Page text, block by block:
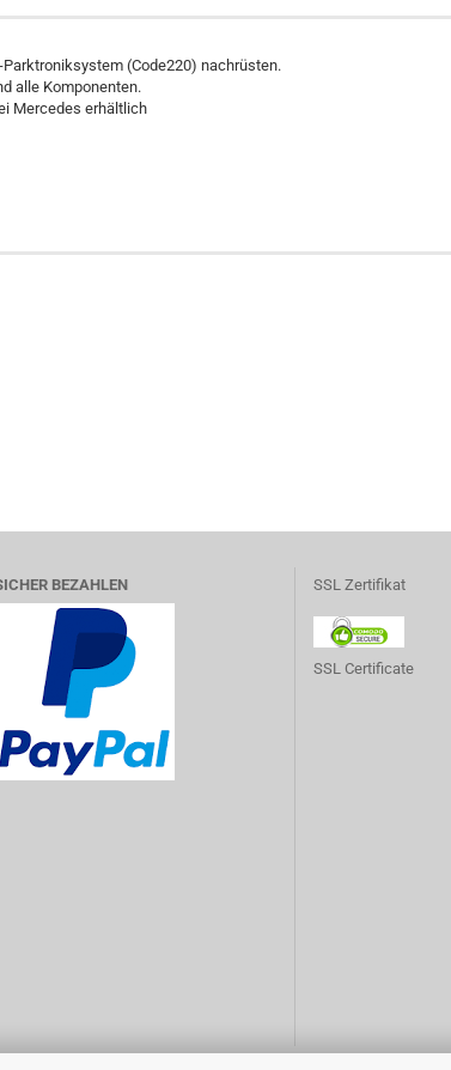
(Code220) nachrüsten.
alle Komponenten.
Mercedes erhältlich
BEZAHLEN SSL Zertifikat
SSL Certificate